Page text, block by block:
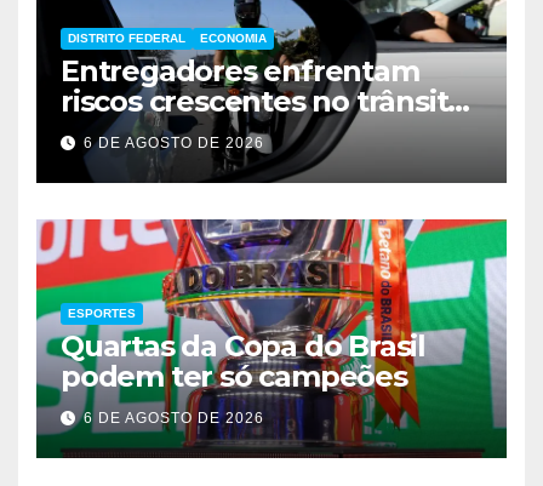
DISTRITO FEDERAL ECONOMIA
Entregadores enfrentam
riscos crescentes no trânsito
de Brasília
6 DE AGOSTO DE 2026
ESPORTES
Quartas da Copa do Brasil
podem ter só campeões
6 DE AGOSTO DE 2026